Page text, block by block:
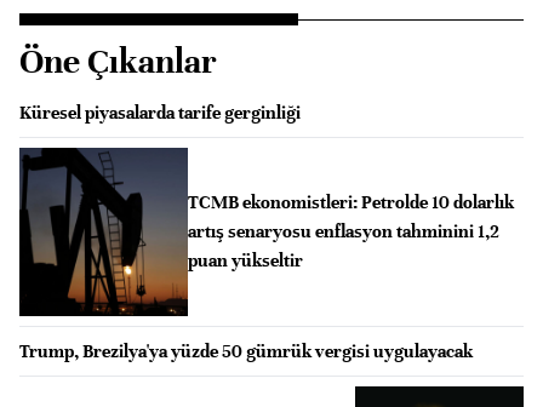
Öne Çıkanlar
Küresel piyasalarda tarife gerginliği
TCMB ekonomistleri: Petrolde 10 dolarlık
artış senaryosu enflasyon tahminini 1,2
puan yükseltir
Trump, Brezilya'ya yüzde 50 gümrük vergisi uygulayacak